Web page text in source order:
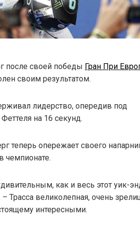
после своей победы Гран При
своим результатом.
лидерство, опередив под
на 16 секунд.
теперь опережает своего
чемпионате.
как и весь этот уик-
Трасса великолепная, очень
интересными.